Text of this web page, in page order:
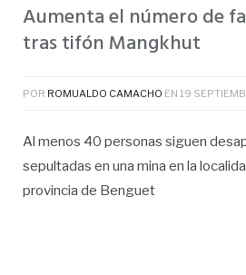
Aumenta el número de
tras tifón Mangkhut
POR ROMUALDO CAMACHO EN 19
Al menos 40 personas siguen
sepultadas en una mina en la
provincia de Benguet